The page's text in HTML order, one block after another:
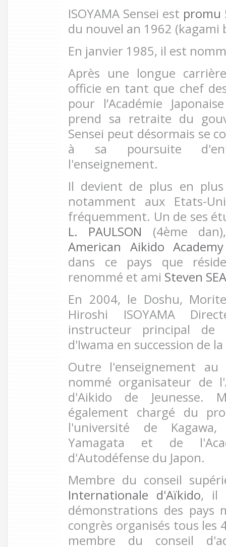
ISOYAMA Sensei est promu
du nouvel an 1962 (kagami
En janvier 1985, il est
Après une longue
officie en tant que chef
pour l’Académie
prend sa retraite du
Sensei peut désormais se
à sa poursuite
l'enseignement.
Il devient de plus en plus
notamment aux Etats-
fréquemment. Un de ses
L. PAULSON (4ème
American Aikido Academy
dans ce pays que
renommé et ami Steven
En 2004, le Doshu,
Hiroshi ISOYAMA
instructeur principal de
d'Iwama en succession de la
Outre l'enseignement
nommé organisateur de
d'Aikido de Jeunesse.
également chargé du
l'université de
Yamagata et de
d'Autodéfense du Japon.
Membre du conseil
Internationale d'Aïkido, il
démonstrations des pays
congrès organisés tous les
membre du conseil